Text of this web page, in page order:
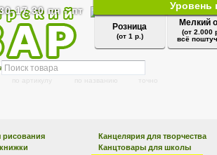
Уровень
Розница
(от 1 р.)
Мелкий
(от 2.000
всё
17.30 пн - пт
рисования
Канцелярия для творчества
Канцтовары для школы